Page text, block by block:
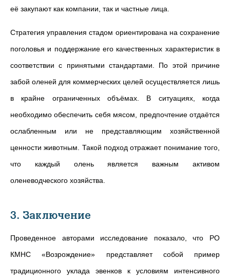
её закупают как компании, так и частные лица.
Стратегия управления стадом ориентирована на сохранение
поголовья и поддержание его качественных характеристик в
соответствии с принятыми стандартами. По этой причине
забой оленей для коммерческих целей осуществляется лишь
в крайне ограниченных объёмах. В ситуациях, когда
необходимо обеспечить себя мясом, предпочтение отдаётся
ослабленным или не представляющим хозяйственной
ценности животным. Такой подход отражает понимание того,
что каждый олень является важным активом
оленеводческого хозяйства.
3. Заключение
Проведенное авторами исследование показало, что РО
КМНС «Возрождение» представляет собой пример
традиционного уклада эвенков к условиям интенсивного